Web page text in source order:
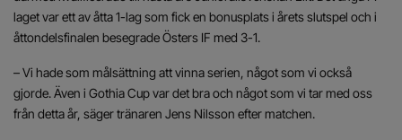
laget var ett av åtta 1-lag som fick en bonusplats i årets slutspel och i
åttondelsfinalen besegrade Östers IF med 3-1.
– Vi hade som målsättning att vinna serien, något som vi också
gjorde. Även i Gothia Cup var det bra och något som vi tar med oss
från detta år, säger tränaren Jens Nilsson efter matchen.